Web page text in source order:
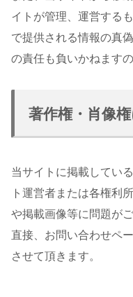
イトが管理、運営する
で提供される情報の真
の責任も負いかねます
著作権・肖像
当サイトに掲載してい
ト運営者または各権利
や掲載画像等に問題が
直接、お問い合わせペ
させて頂きます。